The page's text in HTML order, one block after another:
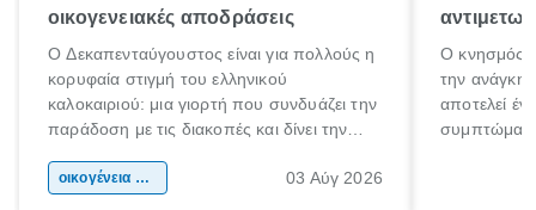
οικογενειακές αποδράσεις
Ο Δεκαπενταύγουστος είναι για πολλούς η
κορυφαία στιγμή του ελληνικού
καλοκαιριού: μια γιορτή που συνδυάζει την
παράδοση με τις διακοπές και δίνει την
χώρας. Είτε πρόκειται για λίγες μέρες
οικογένεια & παιδί 03 Αύγ 2026
Ο κνησμός
την ανάγκη
αποτελεί